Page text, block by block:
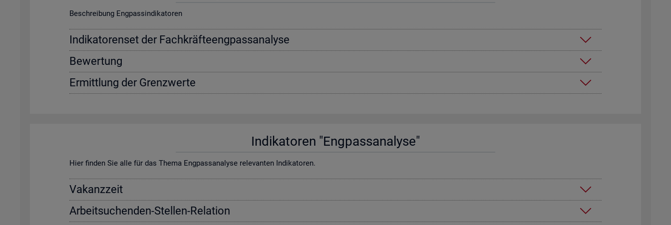
Be­schrei­bung Eng­pas­sin­di­ka­to­ren
In­di­ka­to­ren­set der Fach­kräf­te­eng­pass­ana­ly­se
Be­wer­tung
Er­mitt­lung der Grenz­wer­te
In­di­ka­to­ren "Eng­pass­ana­ly­se"
Hier fin­den Sie alle für das Thema Eng­pass­ana­ly­se re­le­van­ten In­di­ka­to­ren.
Va­kanz­zeit
Ar­beit­su­chen­den-Stel­len-Re­la­ti­on